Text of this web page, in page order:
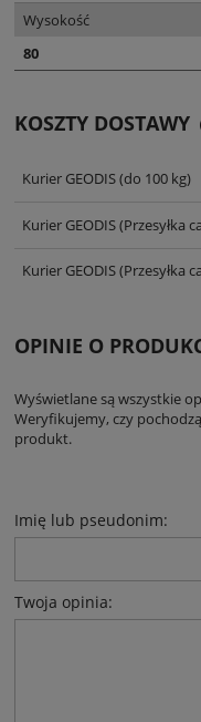
Wysokość
80
KOSZTY DOSTAWY
Kurier GEODIS(do 100 kg)
Kurier GEODIS(Przesyłka
Kurier GEODIS(Przesyłka
OPINIE O
Wyświetlane są wszystkie
Weryfikujemy, czy
produkt.
Imię lub pseudonim:
Twoja opinia: